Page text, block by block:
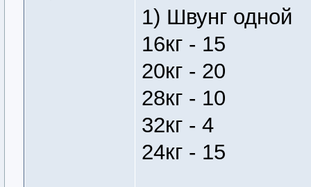
1) Швунг одной
16кг - 15
20кг - 20
28кг - 10
32кг - 4
24кг - 15